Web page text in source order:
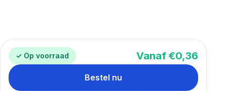
✓ Op voorraad Vanaf €0,36
Bestel nu